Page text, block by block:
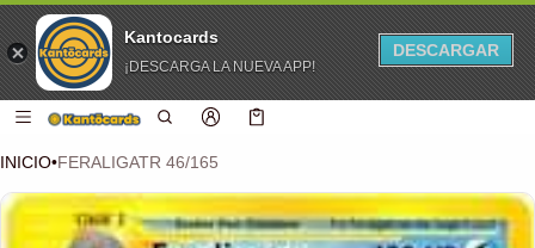
INICIO•FERALIGATR 46/165
DEL PRODUCTO
Kantocards
¡DESCARGA LA NUEVA APP!
DESCARGAR